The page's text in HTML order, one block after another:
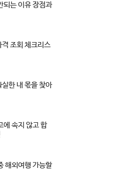
되는 이유 장점과
조회 체크리스
한 내 몫을 찾아
에 속지 않고 합
해외여행 가능할